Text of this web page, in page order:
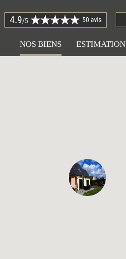
4.9/5 50 avis
NOS BIENS ESTIMATION